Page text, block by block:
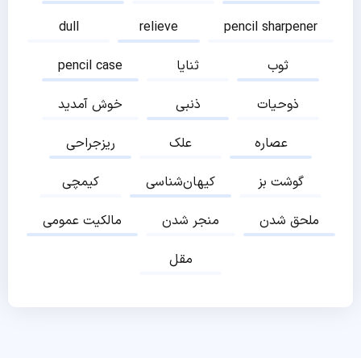
dull
relieve
pencil sharpener
pencil case
ثنایا
ثوب
خوش آمدید
ذنبی
ذوحیات
ریزجراحی
علک
عصاره
کیمچی
کیهان‌شناسی
گوشت بز
مالکیت عمومی
منجر شدن
ملحق شدن
مقل